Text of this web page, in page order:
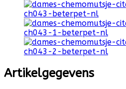
Artikelgegevens